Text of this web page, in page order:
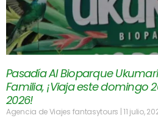
Pasadía Al Bioparque
Familia, ¡Viaja este domingo
2026!
Agencia de Viajes fantasytours 11 julio,